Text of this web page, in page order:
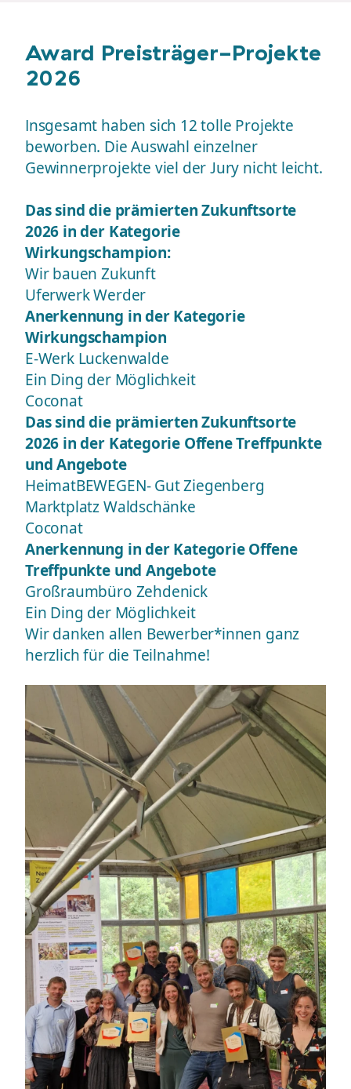
Award Preisträger-Projekte
2026
Insgesamt haben sich 12 tolle Projekte
beworben. Die Auswahl einzelner
Gewinnerprojekte viel der Jury nicht leicht.
Das sind die prämierten Zukunftsorte
2026 in der Kategorie
Wirkungschampion:
Wir bauen Zukunft
Uferwerk Werder
Anerkennung in der Kategorie
Wirkungschampion
E-Werk Luckenwalde
Ein Ding der Möglichkeit
Coconat
Das sind die prämierten Zukunftsorte
2026 in der Kategorie Offene Treffpunkte
und Angebote
HeimatBEWEGEN- Gut Ziegenberg
Marktplatz Waldschänke
Coconat
Anerkennung in der Kategorie Offene
Treffpunkte und Angebote
Großraumbüro Zehdenick
Ein Ding der Möglichkeit
Wir danken allen Bewerber*innen ganz
herzlich für die Teilnahme!